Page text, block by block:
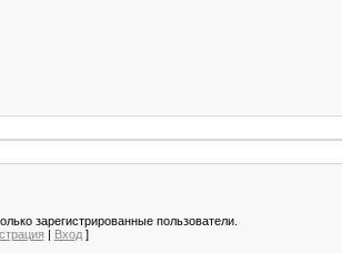
зарегистрированные пользователи.
| Вход]